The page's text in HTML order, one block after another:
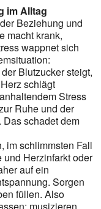
im Alltag
Beziehung und
macht krank,
wappnet sich
Blutzucker steigt,
schlägt
Stress
Ruhe und der
Das schadet dem
im schlimmsten Fall
Herzinfarkt oder
auf ein
Sorgen
füllen. Also
musizieren,